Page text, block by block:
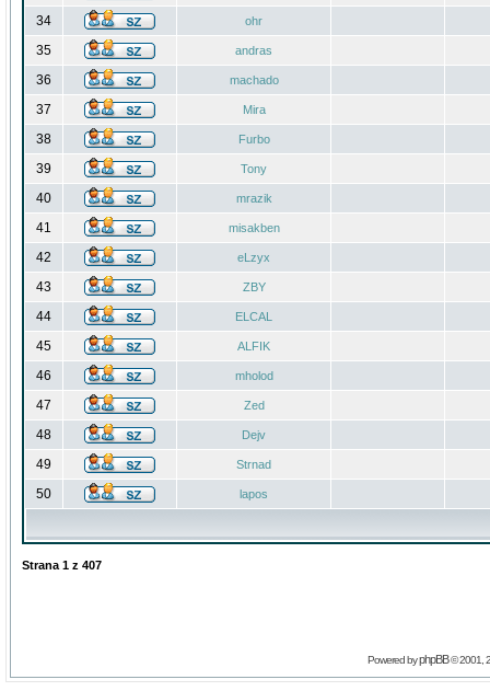
34 ohr
35 andras
36 machado
37 Mira
38 Furbo
39 Tony
40 mrazik
41 misakben
42 eLzyx
43 ZBY
44 ELCAL
45 ALFIK
46 mholod
47 Zed
48 Dejv
49 Strnad
50 lapos
Strana 1 z 407
Powered byphpBB© 2001,